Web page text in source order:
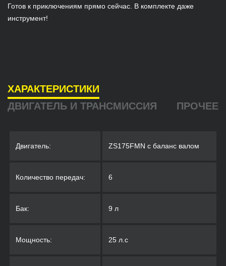
Готов к приключениям прямо сейчас. В комплекте даже
инструмент!
ХАРАКТЕРИСТИКИ
ДВИГАТЕЛЬ И ТРАНСМИССИЯ
ПРОЧЕЕ
Двигатель: ZS175FMN с баланс валом
Количество передач: 6
Бак: 9 л
Мощность: 25 л.с